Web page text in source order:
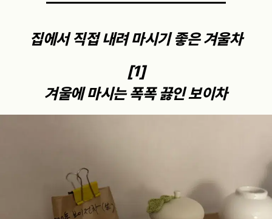
집에서 직접 내려 마시기 좋은 겨울차
[1]
겨울에 마시는 폭폭 끓인 보이차